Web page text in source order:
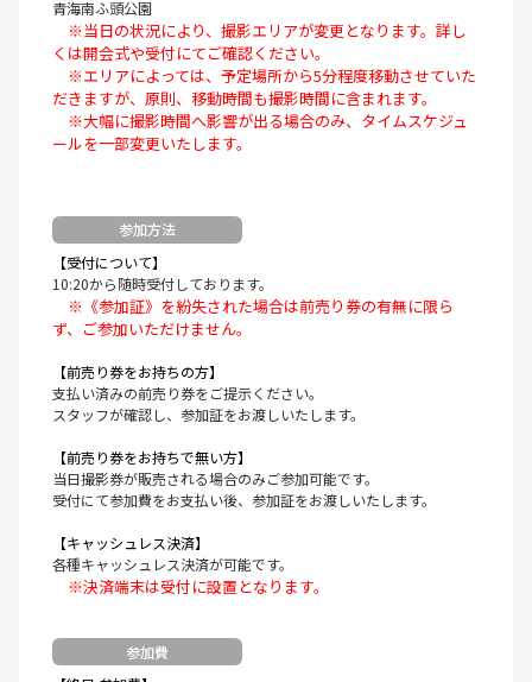
青海南ふ頭公園
※当日の状況により、撮影エリアが変更となります。詳し
くは開会式や受付にてご確認ください。
※エリアによっては、予定場所から5分程度移動させていた
だきますが、原則、移動時間も撮影時間に含まれます。
※大幅に撮影時間へ影響が出る場合のみ、タイムスケジュ
ールを一部変更いたします。
参加方法
【受付について】
10:20から随時受付しております。
※《参加証》を紛失された場合は前売り券の有無に限ら
ず、ご参加いただけません。
【前売り券をお持ちの方】
支払い済みの前売り券をご提示ください。
スタッフが確認し、参加証をお渡しいたします。
【前売り券をお持ちで無い方】
当日撮影券が販売される場合のみご参加可能です。
受付にて参加費をお支払い後、参加証をお渡しいたします。
【キャッシュレス決済】
各種キャッシュレス決済が可能です。
※決済端末は受付に設置となります。
参加費